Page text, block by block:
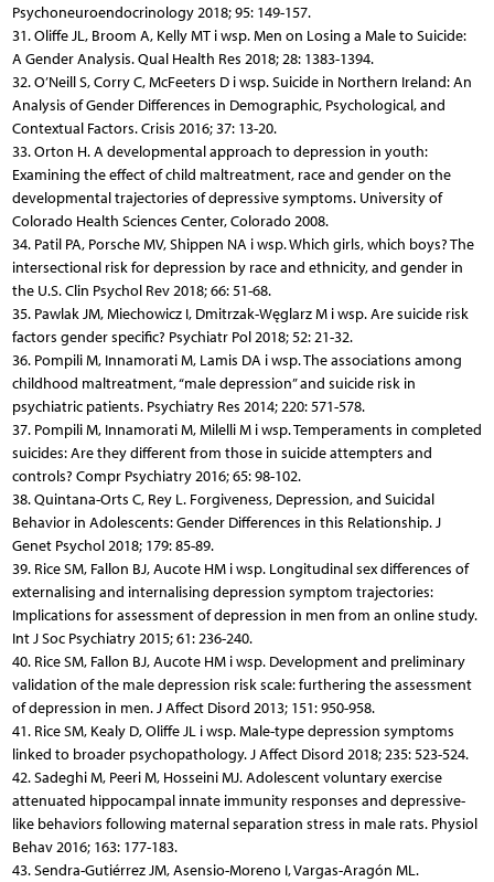
Psychoneuroendocrinology 2018; 95: 149-157.
31. Oliffe JL, Broom A, Kelly MT i wsp. Men on Losing a Male to Suicide:
A Gender Analysis. Qual Health Res 2018; 28: 1383-1394.
32. O’Neill S, Corry C, McFeeters D i wsp. Suicide in Northern Ireland: An
Analysis of Gender Differences in Demographic, Psychological, and
Contextual Factors. Crisis 2016; 37: 13-20.
33. Orton H. A developmental approach to depression in youth:
Examining the effect of child maltreatment, race and gender on the
developmental trajectories of depressive symptoms. University of
Colorado Health Sciences Center, Colorado 2008.
34. Patil PA, Porsche MV, Shippen NA i wsp. Which girls, which boys? The
intersectional risk for depression by race and ethnicity, and gender in
the U.S. Clin Psychol Rev 2018; 66: 51-68.
35. Pawlak JM, Miechowicz I, Dmitrzak-Węglarz M i wsp. Are suicide risk
factors gender specific? Psychiatr Pol 2018; 52: 21-32.
36. Pompili M, Innamorati M, Lamis DA i wsp. The associations among
childhood maltreatment, “male depression” and suicide risk in
psychiatric patients. Psychiatry Res 2014; 220: 571-578.
37. Pompili M, Innamorati M, Milelli M i wsp. Temperaments in completed
suicides: Are they different from those in suicide attempters and
controls? Compr Psychiatry 2016; 65: 98-102.
38. Quintana-Orts C, Rey L. Forgiveness, Depression, and Suicidal
Behavior in Adolescents: Gender Differences in this Relationship. J
Genet Psychol 2018; 179: 85-89.
39. Rice SM, Fallon BJ, Aucote HM i wsp. Longitudinal sex differences of
externalising and internalising depression symptom trajectories:
Implications for assessment of depression in men from an online study.
Int J Soc Psychiatry 2015; 61: 236-240.
40. Rice SM, Fallon BJ, Aucote HM i wsp. Development and preliminary
validation of the male depression risk scale: furthering the assessment
of depression in men. J Affect Disord 2013; 151: 950-958.
41. Rice SM, Kealy D, Oliffe JL i wsp. Male-type depression symptoms
linked to broader psychopathology. J Affect Disord 2018; 235: 523-524.
42. Sadeghi M, Peeri M, Hosseini MJ. Adolescent voluntary exercise
attenuated hippocampal innate immunity responses and depressive-
like behaviors following maternal separation stress in male rats. Physiol
Behav 2016; 163: 177-183.
43. Sendra-Gutiérrez JM, Asensio-Moreno I, Vargas-Aragón ML.